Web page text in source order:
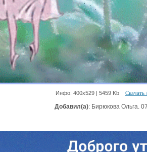
Инфо: 400х529 | 5459 Kb Скачать
Добавил(а): Бирюкова Ольга.